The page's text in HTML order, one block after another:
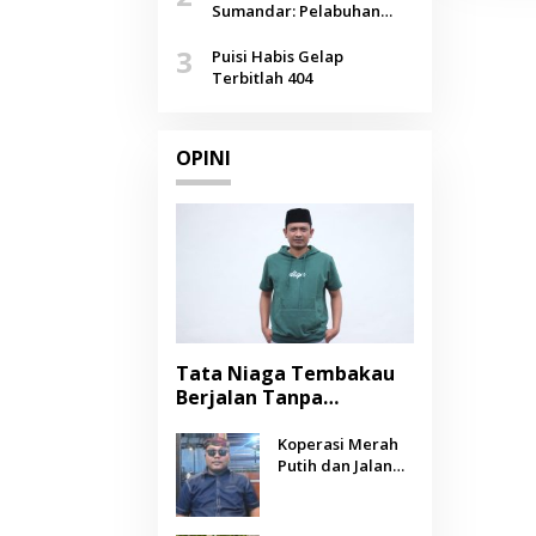
Agustus
Sumandar: Pelabuhan
Selendang Benang Merah
Lombang
3
Puisi Habis Gelap
Terbitlah 404
OPINI
Tata Niaga Tembakau
Berjalan Tanpa
Negara Berpihak
kepada Petani?
Koperasi Merah
Putih dan Jalan